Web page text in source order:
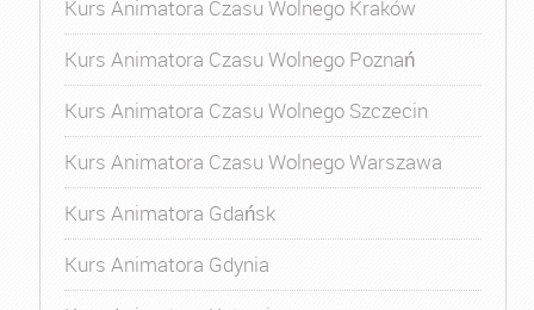
Kurs Animatora Czasu Wolnego Kraków
Kurs Animatora Czasu Wolnego Poznań
Kurs Animatora Czasu Wolnego Szczecin
Kurs Animatora Czasu Wolnego Warszawa
Kurs Animatora Gdańsk
Kurs Animatora Gdynia